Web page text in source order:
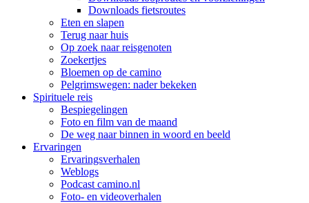
Downloads fietsroutes
Eten en slapen
Terug naar huis
Op zoek naar reisgenoten
Zoekertjes
Bloemen op de camino
Pelgrimswegen: nader bekeken
Spirituele reis
Bespiegelingen
Foto en film van de maand
De weg naar binnen in woord en beeld
Ervaringen
Ervaringsverhalen
Weblogs
Podcast camino.nl
Foto- en videoverhalen